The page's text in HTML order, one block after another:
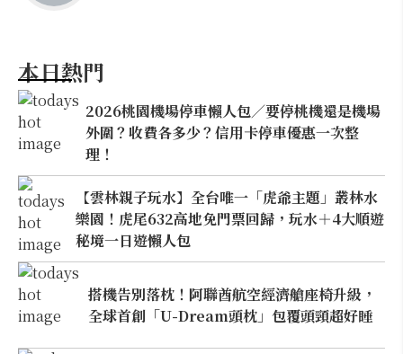
本日熱門
2026桃園機場停車懶人包／要停桃機還是機場
外圍？收費各多少？信用卡停車優惠一次整
理！
【雲林親子玩水】全台唯一「虎爺主題」叢林水
樂園！虎尾632高地免門票回歸，玩水＋4大順遊
秘境一日遊懶人包
搭機告別落枕！阿聯酋航空經濟艙座椅升級，
全球首創「U-Dream頭枕」包覆頭頸超好睡